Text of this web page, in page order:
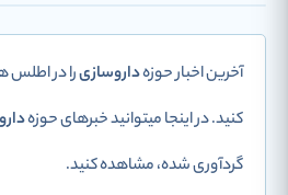
آخرین اخبار حوزهداروسازیرا در
کنید. در اینجا میتوانید خبرهای حوزه
گردآوری شده، مشاهده کنید.